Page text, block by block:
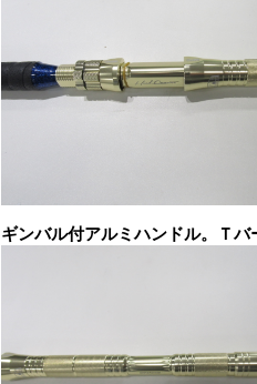
ギンバル付アルミハンドル。Ｔ